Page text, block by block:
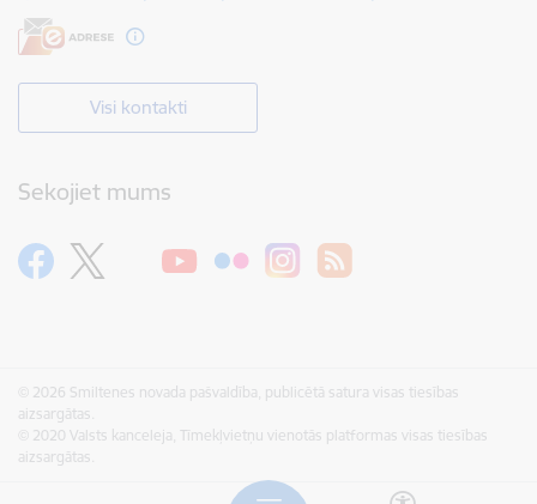
Visi kontakti
Sekojiet mums
© 2026 Smiltenes novada pašvaldība, publicētā satura visas tiesības
aizsargātas.
© 2020 Valsts kanceleja, Tīmekļvietņu vienotās platformas visas tiesības
aizsargātas.